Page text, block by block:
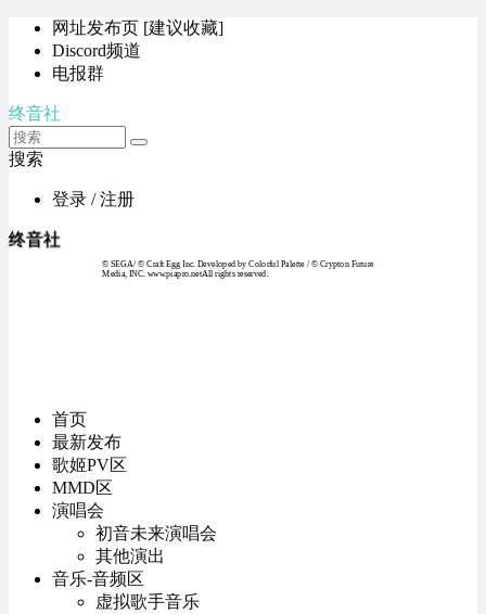
网址发布页 [建议收藏]
Discord频道
电报群
终音社
搜索
登录 / 注册
终音社
© SEGA / © Craft Egg Inc. Developed by Colorful Palette / © Crypton Future
Media, INC. www.piapro.netAll rights reserved.
首页
最新发布
歌姬PV区
MMD区
演唱会
初音未来演唱会
其他演出
音乐-音频区
虚拟歌手音乐